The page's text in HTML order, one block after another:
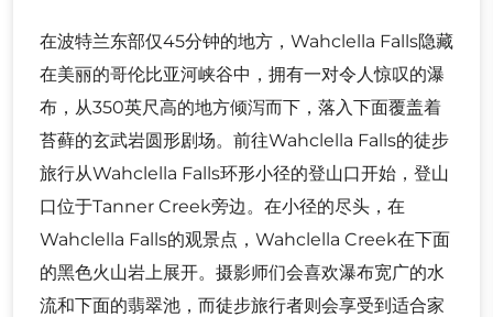
在波特兰东部仅45分钟的地方，Wahclella Falls隐藏
在美丽的哥伦比亚河峡谷中，拥有一对令人惊叹的瀑
布，从350英尺高的地方倾泻而下，落入下面覆盖着
苔藓的玄武岩圆形剧场。前往Wahclella Falls的徒步
旅行从Wahclella Falls环形小径的登山口开始，登山
口位于Tanner Creek旁边。在小径的尽头，在
Wahclella Falls的观景点，Wahclella Creek在下面
的黑色火山岩上展开。摄影师们会喜欢瀑布宽广的水
流和下面的翡翠池，而徒步旅行者则会享受到适合家